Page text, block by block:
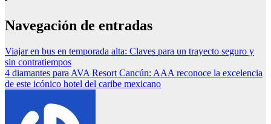
Navegación de entradas
Viajar en bus en temporada alta: Claves para un trayecto seguro y
sin contratiempos
4 diamantes para AVA Resort Cancún: AAA reconoce la excelencia
de este icónico hotel del caribe mexicano